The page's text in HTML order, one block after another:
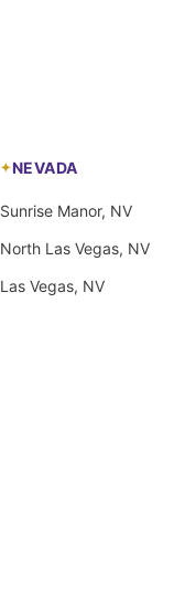
NEVADA
Sunrise Manor, NV
North Las Vegas, NV
Las Vegas, NV